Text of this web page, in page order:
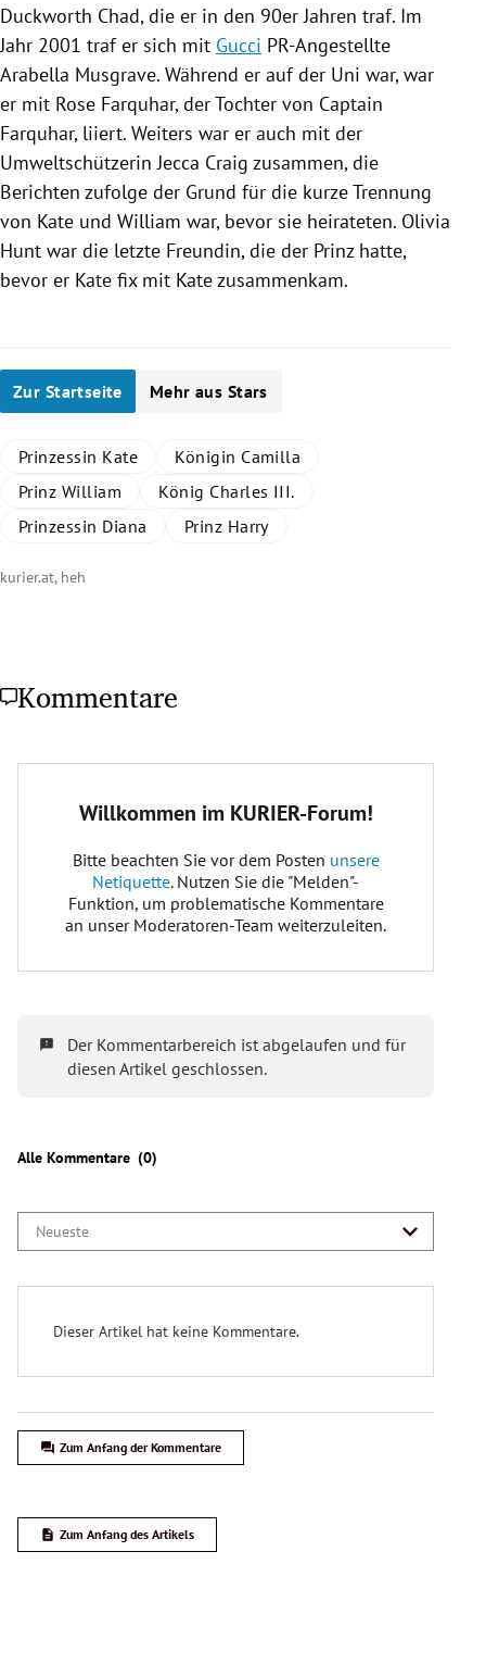
Duckworth Chad, die er in den 90er Jahren traf. Im
Jahr 2001 traf er sich mit Gucci PR-Angestellte
Arabella Musgrave. Während er auf der Uni war, war
er mit Rose Farquhar, der Tochter von Captain
Farquhar, liiert. Weiters war er auch mit der
UmweltschützerinJecca Craig zusammen, die
Berichten zufolge der Grund für die kurze Trennung
von Kate und William war, bevor sie heirateten. Olivia
Hunt war die letzte Freundin, die der Prinz hatte,
bevor er Kate fix mit Katezusammenkam.
Zur Startseite Mehr aus Stars
Prinzessin Kate
Königin Camilla
Prinz William
König Charles III.
Prinzessin Diana
Prinz Harry
kurier.at, heh
Kommentare